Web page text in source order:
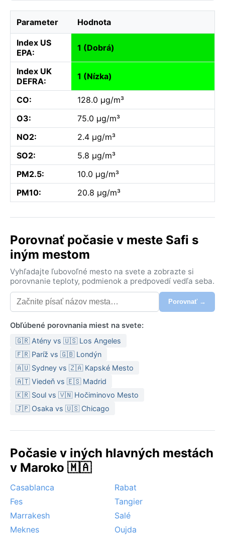
Parameter Hodnota
Index US
EPA:
1 (Dobrá)
Index UK
DEFRA:
1 (Nízka)
CO:
128.0 µg/m³
O3:
75.0 µg/m³
NO2:
2.4 µg/m³
SO2:
5.8 µg/m³
PM2.5:
10.0 µg/m³
PM10:
20.8 µg/m³
Porovnať počasie v meste Safi s
iným mestom
Vyhľadajte ľubovoľné mesto na svete a zobrazte si
porovnanie teploty, podmienok a predpovedí vedľa seba.
Porovnať →
Obľúbené porovnania miest na svete:
🇬🇷 Atény vs 🇺🇸 Los Angeles
🇫🇷 Paríž vs 🇬🇧 Londýn
🇦🇺 Sydney vs 🇿🇦 Kapské Mesto
🇦🇹 Viedeň vs 🇪🇸 Madrid
🇰🇷 Soul vs 🇻🇳 Hočiminovo Mesto
🇯🇵 Osaka vs 🇺🇸 Chicago
Počasie v iných hlavných mestách
v Maroko 🇲🇦
Casablanca
Rabat
Fes
Tangier
Marrakesh
Salé
Meknes
Oujda